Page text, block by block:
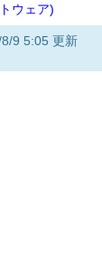
ウェア)
9 5:05 更新